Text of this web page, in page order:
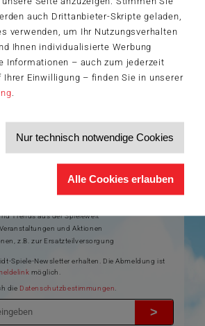
auch Drittanbieter-Skripte geladen,
verwenden, um Ihr Nutzungsverhalten
Ihnen individualisierte Werbung
Informationen – auch zum jederzeit
Ihrer Einwilligung – finden Sie in unserer
.
Nur technisch notwendige Cookies
Alle Cookies erlauben
Spiele-Newsletter
Trends aus der Spielewelt
und Aktionen
z.B. zur Ersatzteilversorgung
Spiele-Newsletter erhalten. Die Abmeldung ist
möglich.
die Datenschutzbestimmungen.
>